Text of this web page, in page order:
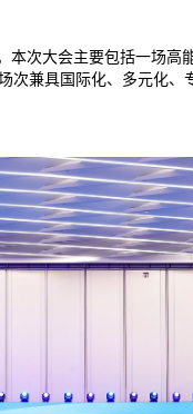
次大会主要包括一场高
次兼具国际化、多元化、